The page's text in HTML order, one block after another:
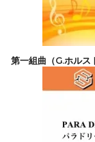
第一組曲（G.ホル